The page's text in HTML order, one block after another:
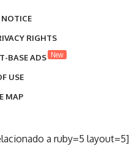
NOTICE
RIGHTS
BASE ADS New
USE
MAP
a ruby=5 layout=5]